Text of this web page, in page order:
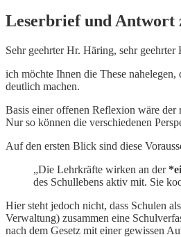
Leserbrief und Antwort
Sehr geehrter Hr. Häring, sehr geehrter
ich möchte Ihnen die These
deutlich machen.
Basis einer offenen Reflexion wäre der
Nur so können die verschiedenen
Auf den ersten Blick sind diese
„Die Lehrkräfte wirken an der *
des Schullebens aktiv mit. Sie
Hier steht jedoch nicht, dass Schulen als
Verwaltung) zusammen eine
nach dem Gesetz mit einer gewissen